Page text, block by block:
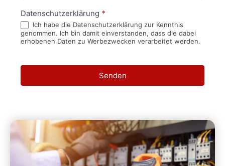
Datenschutzerklärung *
Ich habe die Datenschutzerklärung zur Kenntnis
genommen. Ich bin damit einverstanden, dass die dabei
erhobenen Daten zu Werbezwecken verarbeitet werden.
Senden